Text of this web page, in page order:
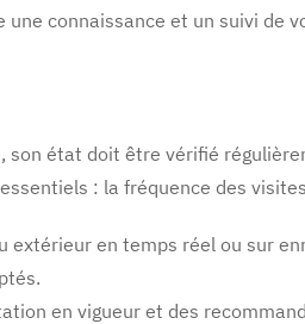
connaissance et un suivi de
état doit être vérifié
: la fréquence des
extérieur en temps réel ou sur
en vigueur et des